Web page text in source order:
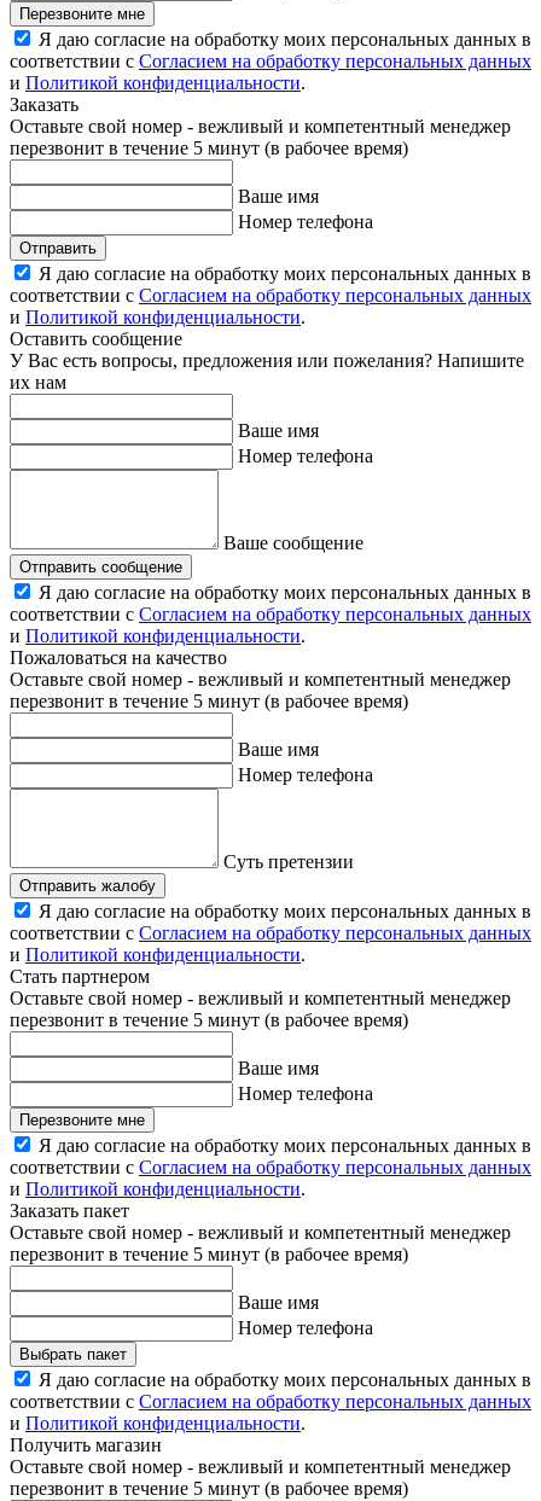
Перезвоните мне
Я даю согласие на обработку моих персональных данных в
соответствии с Согласием на обработку персональных данных
и Политикой конфиденциальности.
Заказать
Оставьте свой номер - вежливый и компетентный менеджер
перезвонит в течение 5 минут (в рабочее время)
Ваше имя
Номер телефона
Отправить
Я даю согласие на обработку моих персональных данных в
соответствии с Согласием на обработку персональных данных
и Политикой конфиденциальности.
Оставить сообщение
У Вас есть вопросы, предложения или пожелания? Напишите
их нам
Ваше имя
Номер телефона
Ваше сообщение
Отправить сообщение
Я даю согласие на обработку моих персональных данных в
соответствии с Согласием на обработку персональных данных
и Политикой конфиденциальности.
Пожаловаться на качество
Оставьте свой номер - вежливый и компетентный менеджер
перезвонит в течение 5 минут (в рабочее время)
Ваше имя
Номер телефона
Суть претензии
Отправить жалобу
Я даю согласие на обработку моих персональных данных в
соответствии с Согласием на обработку персональных данных
и Политикой конфиденциальности.
Стать партнером
Оставьте свой номер - вежливый и компетентный менеджер
перезвонит в течение 5 минут (в рабочее время)
Ваше имя
Номер телефона
Перезвоните мне
Я даю согласие на обработку моих персональных данных в
соответствии с Согласием на обработку персональных данных
и Политикой конфиденциальности.
Заказать пакет
Оставьте свой номер - вежливый и компетентный менеджер
перезвонит в течение 5 минут (в рабочее время)
Ваше имя
Номер телефона
Выбрать пакет
Я даю согласие на обработку моих персональных данных в
соответствии с Согласием на обработку персональных данных
и Политикой конфиденциальности.
Получить магазин
Оставьте свой номер - вежливый и компетентный менеджер
перезвонит в течение 5 минут (в рабочее время)